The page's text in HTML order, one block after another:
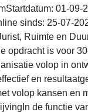
01-09-
sinds: 25-07-
Ruimte en
opdracht is voor
volop in
en
volop kansen en
de functie